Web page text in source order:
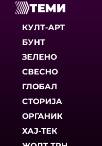
ТЕМИ
КУЛТ-АРТ
БУНТ
ЗЕЛЕНО
СВЕСНО
ГЛОБАЛ
СТОРИЈА
ОРГАНИК
ХАЈ-ТЕК